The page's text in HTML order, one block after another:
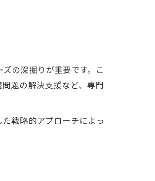
の深掘りが重要です。こ
題の解決支援など、専門
戦略的アプローチによっ